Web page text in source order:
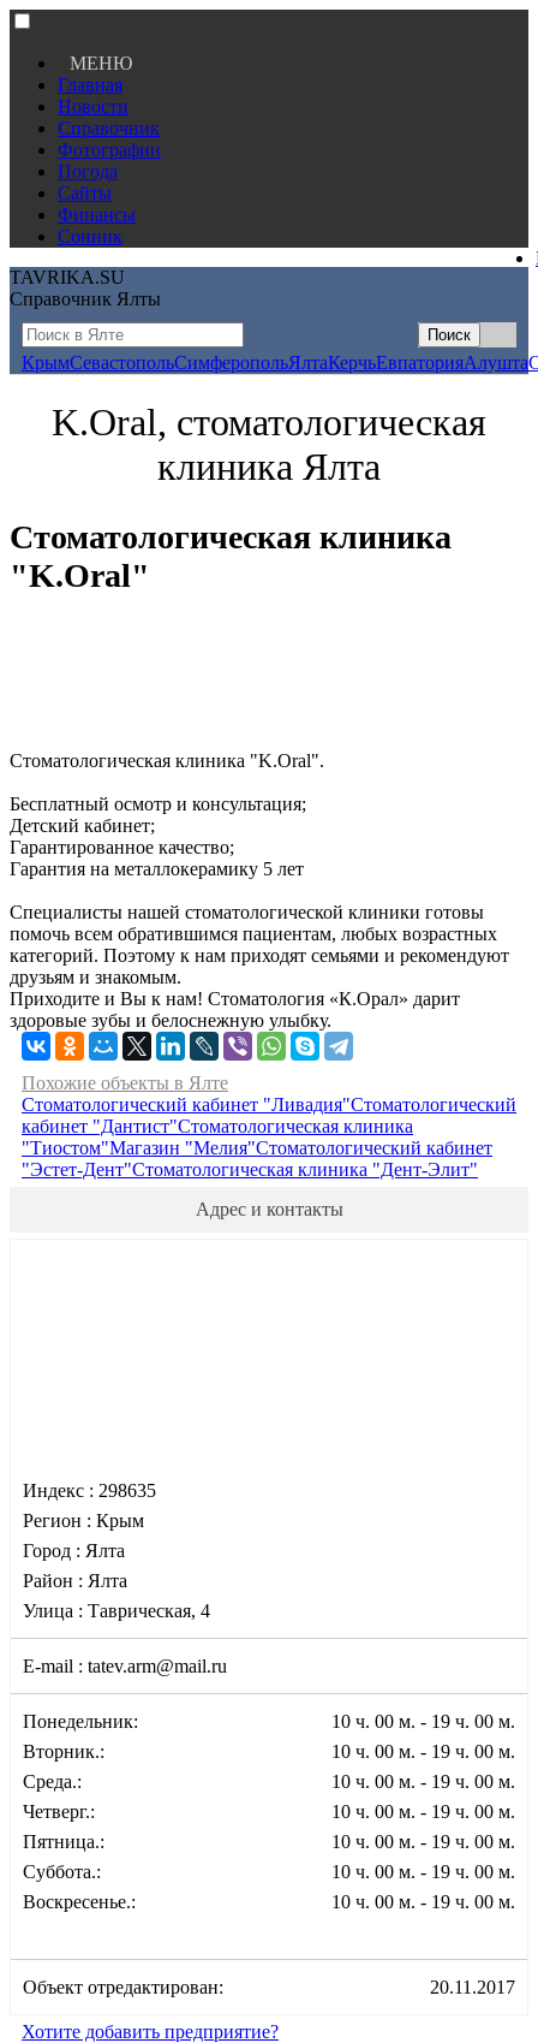
МЕНЮ
Главная
Новости
Справочник
Фотографии
Погода
Сайты
Финансы
Сонник
TAVRIKA.SU
Справочник Ялты
КрымСевастопольСимферопольЯлтаКерчьЕвпаторияАлушта
K.Oral, стоматологическая
клиника Ялта
Стоматологическая клиника
"K.Oral"
Стоматологическая клиника "K.Oral".
Бесплатный осмотр и консультация;
Детский кабинет;
Гарантированное качество;
Гарантия на металлокерамику 5 лет
Специалисты нашей стоматологической клиники готовы
помочь всем обратившимся пациентам, любых возрастных
категорий. Поэтому к нам приходят семьями и рекомендуют
друзьям и знакомым.
Приходите и Вы к нам! Стоматология «К.Орал» дарит
здоровые зубы и белоснежную улыбку.
Похожие объекты в Ялте
Стоматологический кабинет "Ливадия"Стоматологический
кабинет "Дантист"Стоматологическая клиника
"Тиостом"Магазин "Мелия"Cтоматологический кабинет
"Эстет-Дент"Стоматологическая клиника "Дент-Элит"
Адрес и контакты
Индекс : 298635
Регион : Крым
Город : Ялта
Район : Ялта
Улица : Таврическая, 4
E-mail : tatev.arm@mail.ru
Понедельник:
10 ч. 00 м. - 19 ч. 00 м.
Вторник.:
10 ч. 00 м. - 19 ч. 00 м.
Среда.:
10 ч. 00 м. - 19 ч. 00 м.
Четверг.:
10 ч. 00 м. - 19 ч. 00 м.
Пятница.:
10 ч. 00 м. - 19 ч. 00 м.
Суббота.:
10 ч. 00 м. - 19 ч. 00 м.
Воскресенье.:
10 ч. 00 м. - 19 ч. 00 м.
Объект отредактирован: 20.11.2017
Хотите добавить предприятие?